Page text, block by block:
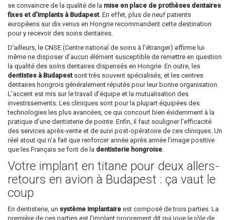
se convaincre de la qualité de la mise en place de prothèses dentaires
fixes et d’implants à Budapest. En effet, plus de neuf patients
européens sur dix venus en Hongrie recommandent cette destination
pour y recevoir des soins dentaires.
D’ailleurs, le CNSE (Centre national de soins à l’étranger) affirme lui-
même ne disposer d’aucun élément susceptible de remettre en question
la qualité des soins dentaires dispensés en Hongrie. En outre, les
dentistes à Budapestsont très souvent spécialisés, et les centres
dentaires hongrois généralement réputés pour leur bonne organisation.
L’accent est mis sur le travail d’équipe et la mutualisation des
investissements. Les cliniques sont pour la plupart équipées des
technologies les plus avancées, ce qui concourt bien évidemment à la
pratique d’une dentisterie de pointe. Enfin, il faut souligner l’efficacité
des services après-vente et de suivi post-opératoire de ces cliniques. Un
réel atout qui n’a fait que renforcer année après année l’image positive
que les Français se font de la dentisterie hongroise.
Votre implant en titane pour deux allers-
retours en avion à Budapest : ça vaut le
coup
En dentisterie, un système implantaire est composé de trois parties. La
première de ces parties est l’implant proprement dit qui joue le rôle de